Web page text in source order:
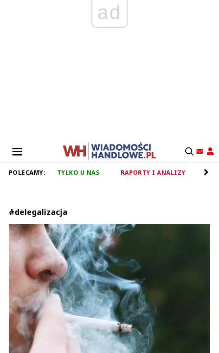
ad
POLECAMY: TYLKO U NAS RAPORTY I ANALIZY
#delegalizacja